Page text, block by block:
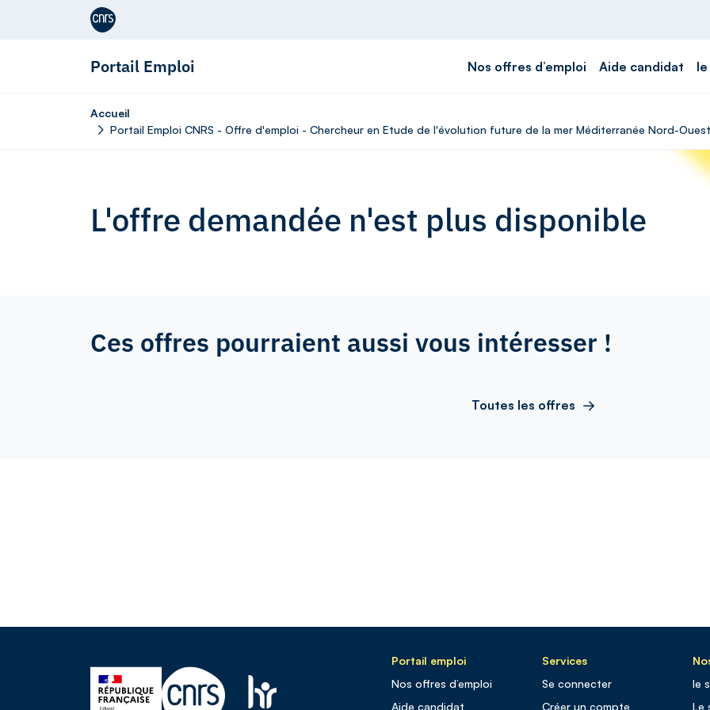
Aller au contenu
Portail Emploi Nos offres d’emploi Aide candidat
Accueil
Portail Emploi CNRS - Offre d'emploi - Chercheur en Etude de l'évolution future de la mer Méditerranée Nord-
L'offre demandée n'est plus disponible
Ces offres pourraient aussi vous intéresser !
Toutes les offres
Portail emploi
Nos offres d’emploi
Aide candidat
Services
Se connecter
Créer un compte
le
Le